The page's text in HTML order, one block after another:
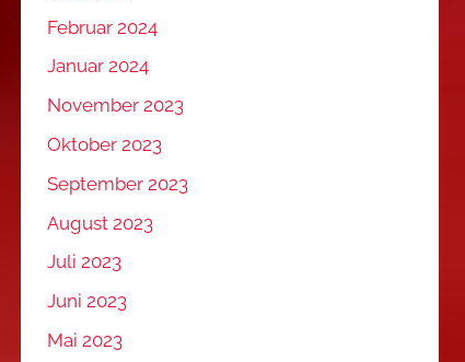
Februar 2024
Januar 2024
November 2023
Oktober 2023
September 2023
August 2023
Juli 2023
Juni 2023
Mai 2023